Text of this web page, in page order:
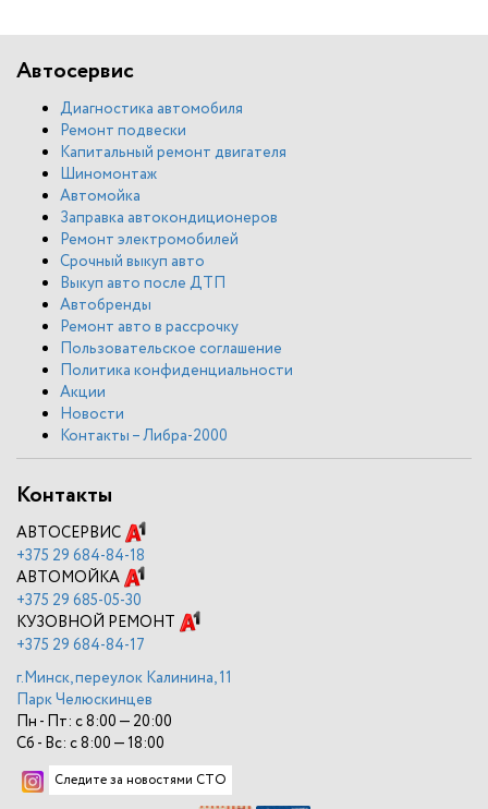
Автосервис
Диагностика автомобиля
Ремонт подвески
Капитальный ремонт двигателя
Шиномонтаж
Автомойка
Заправка автокондиционеров
Ремонт электромобилей
Срочный выкуп авто
Выкуп авто после ДТП
Автобренды
Ремонт авто в рассрочку
Пользовательское соглашение
Политика конфиденциальности
Акции
Новости
Контакты – Либра-2000
Контакты
АВТОСЕРВИС
+375 29 684-84-18
АВТОМОЙКА
+375 29 685-05-30
КУЗОВНОЙ РЕМОНТ
+375 29 684-84-17
г.Минск, переулок Калинина, 11
Парк Челюскинцев
Пн - Пт: с 8:00 — 20:00
Сб - Вс: с 8:00 — 18:00
Следите за новостями СТО